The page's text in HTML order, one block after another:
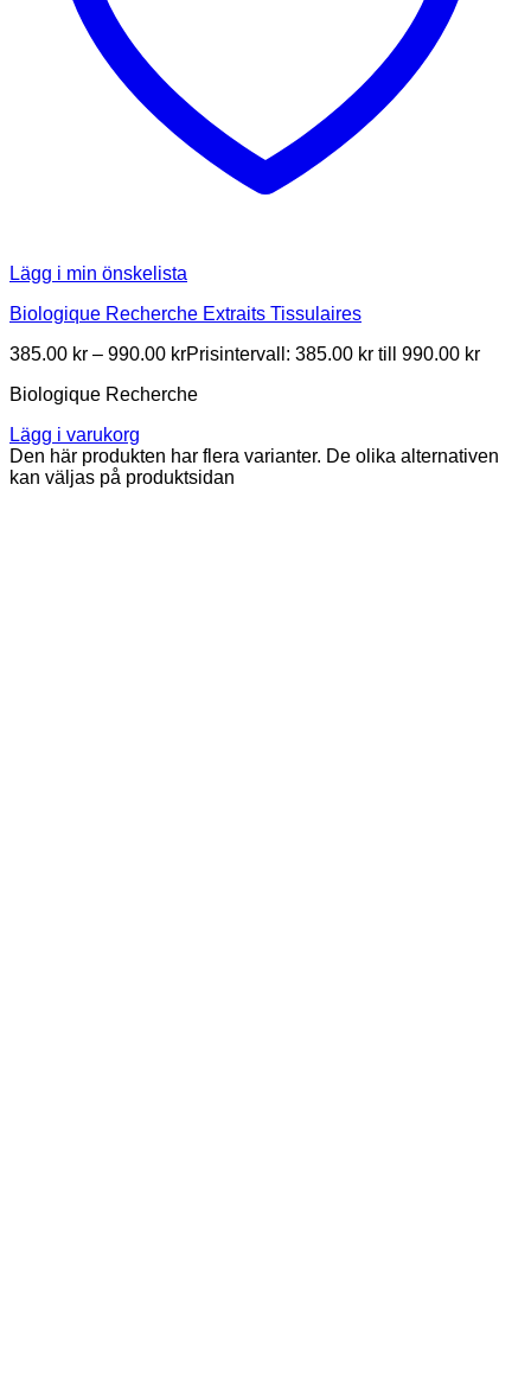
Lägg i min önskelista
Biologique Recherche Extraits Tissulaires
385.00 kr – 990.00 krPrisintervall: 385.00 kr till 990.00 kr
Biologique Recherche
Lägg i varukorg
Den här produkten har flera varianter. De olika alternativen
kan väljas på produktsidan